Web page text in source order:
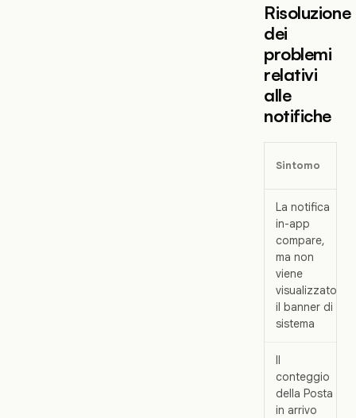
Risoluzione
dei
problemi
relativi
alle
notifiche
Sintomo
La notifica
in-app
compare,
ma non
viene
visualizzato
il banner di
sistema
Il
conteggio
della Posta
in arrivo